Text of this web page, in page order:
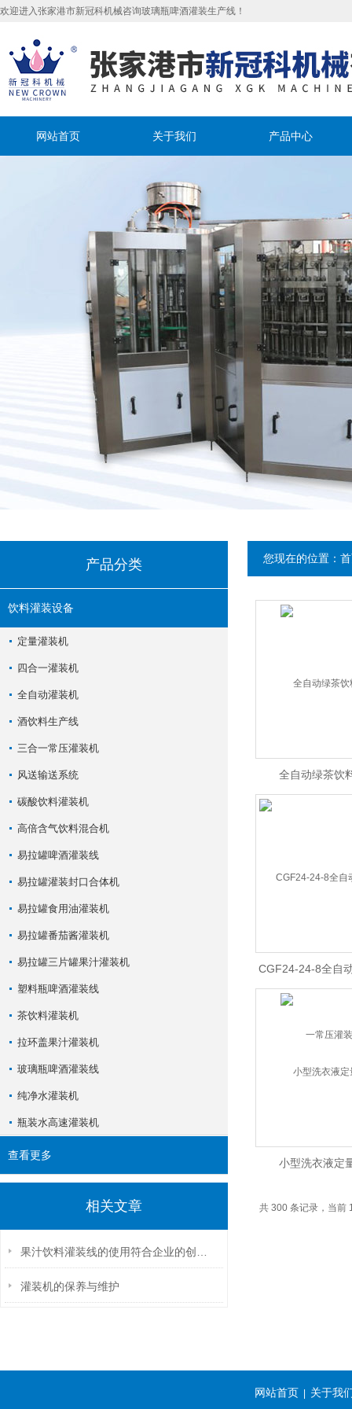
欢迎进入张家港市新冠科机械咨询玻璃瓶啤酒灌装生产线！
网站首页 关于我们 产品中心
产品分类
饮料灌装设备
定量灌装机
四合一灌装机
全自动灌装机
酒饮料生产线
三合一常压灌装机
风送输送系统
碳酸饮料灌装机
高倍含气饮料混合机
易拉罐啤酒灌装线
易拉罐灌装封口合体机
易拉罐食用油灌装机
易拉罐番茄酱灌装机
易拉罐三片罐果汁灌装机
塑料瓶啤酒灌装线
茶饮料灌装机
拉环盖果汁灌装机
玻璃瓶啤酒灌装线
纯净水灌装机
瓶装水高速灌装机
查看更多
相关文章
灌装机的保养与维护
您现在的位置：
全自动绿茶饮
CGF24-24-8全自
小型洗衣液定
共 300 条记录，当
网站首页 关于我